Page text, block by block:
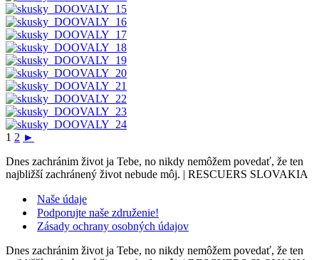
1 2 ►
Dnes zachránim život ja Tebe, no nikdy nemôžem povedať, že ten
najbližší zachránený život nebude môj. | RESCUERS SLOVAKIA
Naše údaje
Podporujte naše združenie!
Zásady ochrany osobných údajov
Dnes zachránim život ja Tebe, no nikdy nemôžem povedať, že ten